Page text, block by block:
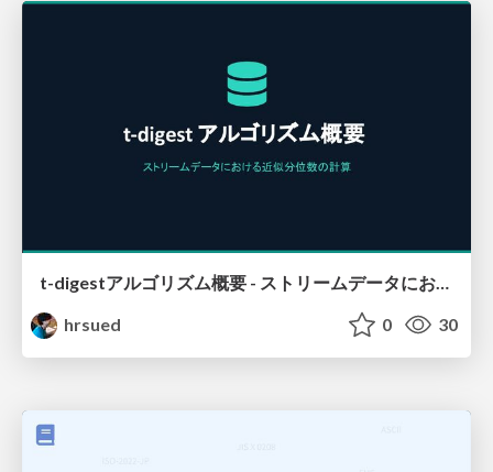
t-digestアルゴリズム概要 - ストリームデータにおける近似分位点の計算
hrsued
0 30